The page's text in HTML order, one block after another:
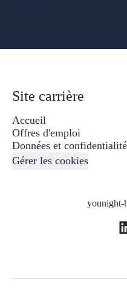
Site carrière
Accueil
Offres d'emploi
Données et confidentialité
Gérer les cookies
younight-